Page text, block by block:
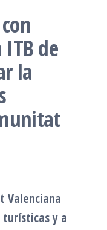
de
la
Valenciana
turísticas y a